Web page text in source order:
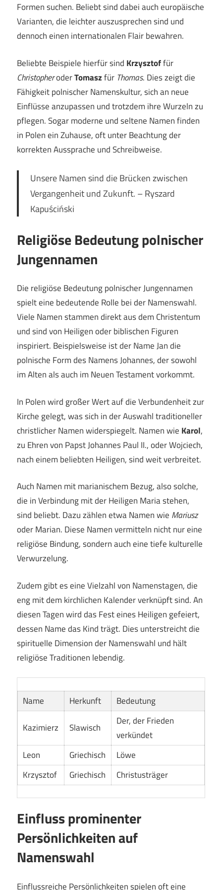
Formen suchen. Beliebt sind dabei auch europäische
Varianten, die leichter auszusprechen sind und
dennoch einen internationalen Flair bewahren.
Beliebte Beispiele hierfür sind Krzysztoffür
ChristopheroderTomaszfür Thomas. Dies zeigt die
Fähigkeit polnischer Namenskultur, sich an neue
Einflüsse anzupassen und trotzdem ihre Wurzeln zu
pflegen. Sogar moderne und seltene Namen finden
in Polen ein Zuhause, oft unter Beachtung der
korrekten Aussprache und Schreibweise.
Unsere Namen sind die Brücken zwischen
Vergangenheit und Zukunft. – Ryszard
Kapuściński
Religiöse Bedeutung polnischer
Jungennamen
Die religiöse Bedeutung polnischer Jungennamen
spielt eine bedeutende Rolle bei der Namenswahl.
Viele Namen stammen direkt aus dem Christentum
und sind von Heiligen oder biblischen Figuren
inspiriert. Beispielsweise ist der Name Jan die
polnische Form des Namens Johannes, der sowohl
im Alten als auch im Neuen Testament vorkommt.
In Polen wird großer Wert auf die Verbundenheit zur
Kirche gelegt, was sich in der Auswahl traditioneller
christlicher Namen widerspiegelt. Namen wie Karol,
zu Ehren von Papst Johannes Paul II., oder Wojciech,
nach einem beliebten Heiligen, sind weit verbreitet.
Auch Namen mit marianischem Bezug, also solche,
die in Verbindung mit der Heiligen Maria stehen,
sind beliebt. Dazu zählen etwa Namen wie Mariusz
oder Marian. Diese Namen vermitteln nicht nur eine
religiöse Bindung, sondern auch eine tiefe kulturelle
Verwurzelung.
Zudem gibt es eine Vielzahl von Namenstagen, die
eng mit dem kirchlichen Kalender verknüpft sind. An
diesen Tagen wird das Fest eines Heiligen gefeiert,
dessen Name das Kind trägt. Dies unterstreicht die
spirituelle Dimension der Namenswahl und hält
religiöse Traditionen lebendig.
Name Herkunft Bedeutung
Kazimierz Slawisch
Der, der Frieden
verkündet
Leon
Griechisch
Löwe
Krzysztof
Griechisch Christusträger
Einfluss prominenter
Persönlichkeiten auf
Namenswahl
Einflussreiche Persönlichkeiten spielen oft eine